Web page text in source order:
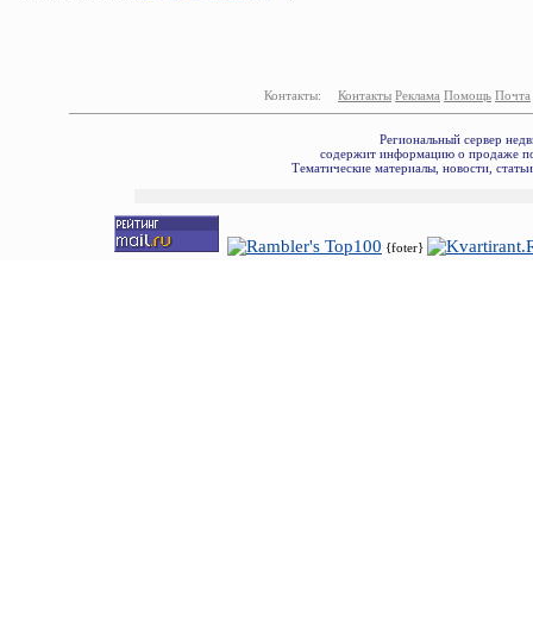
Контакты: Контакты Реклама Помощь Почта
Региональный сервер
содержит информацию о продаже
Тематические материалы, новости,
{foter}